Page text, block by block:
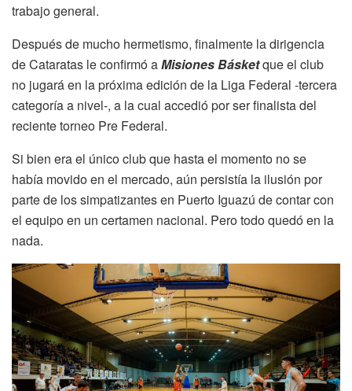
trabajo general.
Después de mucho hermetismo, finalmente la dirigencia
de Cataratas le confirmó aMisiones Básketque el club
no jugará en la próxima edición de la Liga Federal -tercera
categoría a nivel-, a la cual accedió por ser finalista del
reciente torneo Pre Federal.
Si bien era el único club que hasta el momento no se
había movido en el mercado, aún persistía la ilusión por
parte de los simpatizantes en Puerto Iguazú de contar con
el equipo en un certamen nacional. Pero todo quedó en la
nada.